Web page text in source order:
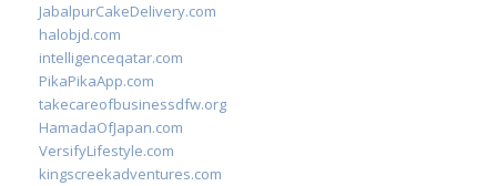
JabalpurCakeDelivery.com
halobjd.com
intelligenceqatar.com
PikaPikaApp.com
takecareofbusinessdfw.org
HamadaOfJapan.com
VersifyLifestyle.com
kingscreekadventures.com